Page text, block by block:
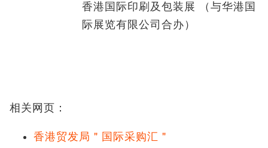
香港国际印刷及包装展 （与华港国
际展览有限公司合办）
相关网页：
香港贸发局＂国际采购汇＂